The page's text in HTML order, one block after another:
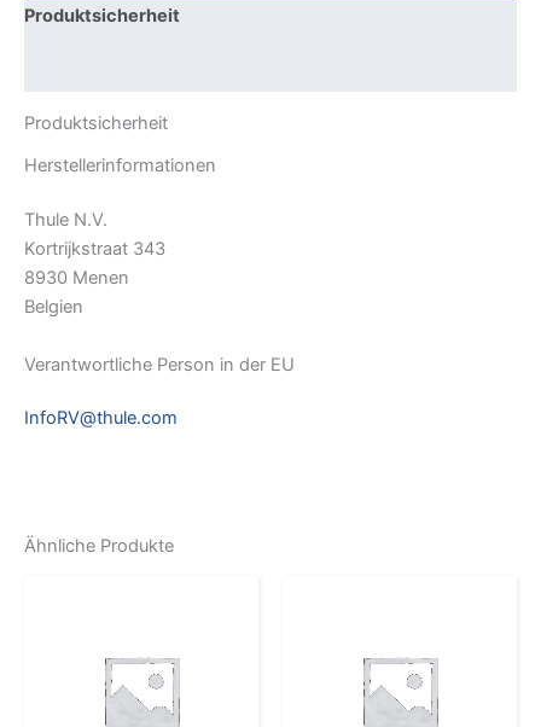
Produktsicherheit
Produktsicherheit
Herstellerinformationen
Thule N.V.
Kortrijkstraat 343
8930 Menen
Belgien
Verantwortliche Person in der EU
InfoRV@thule.com
Ähnliche Produkte